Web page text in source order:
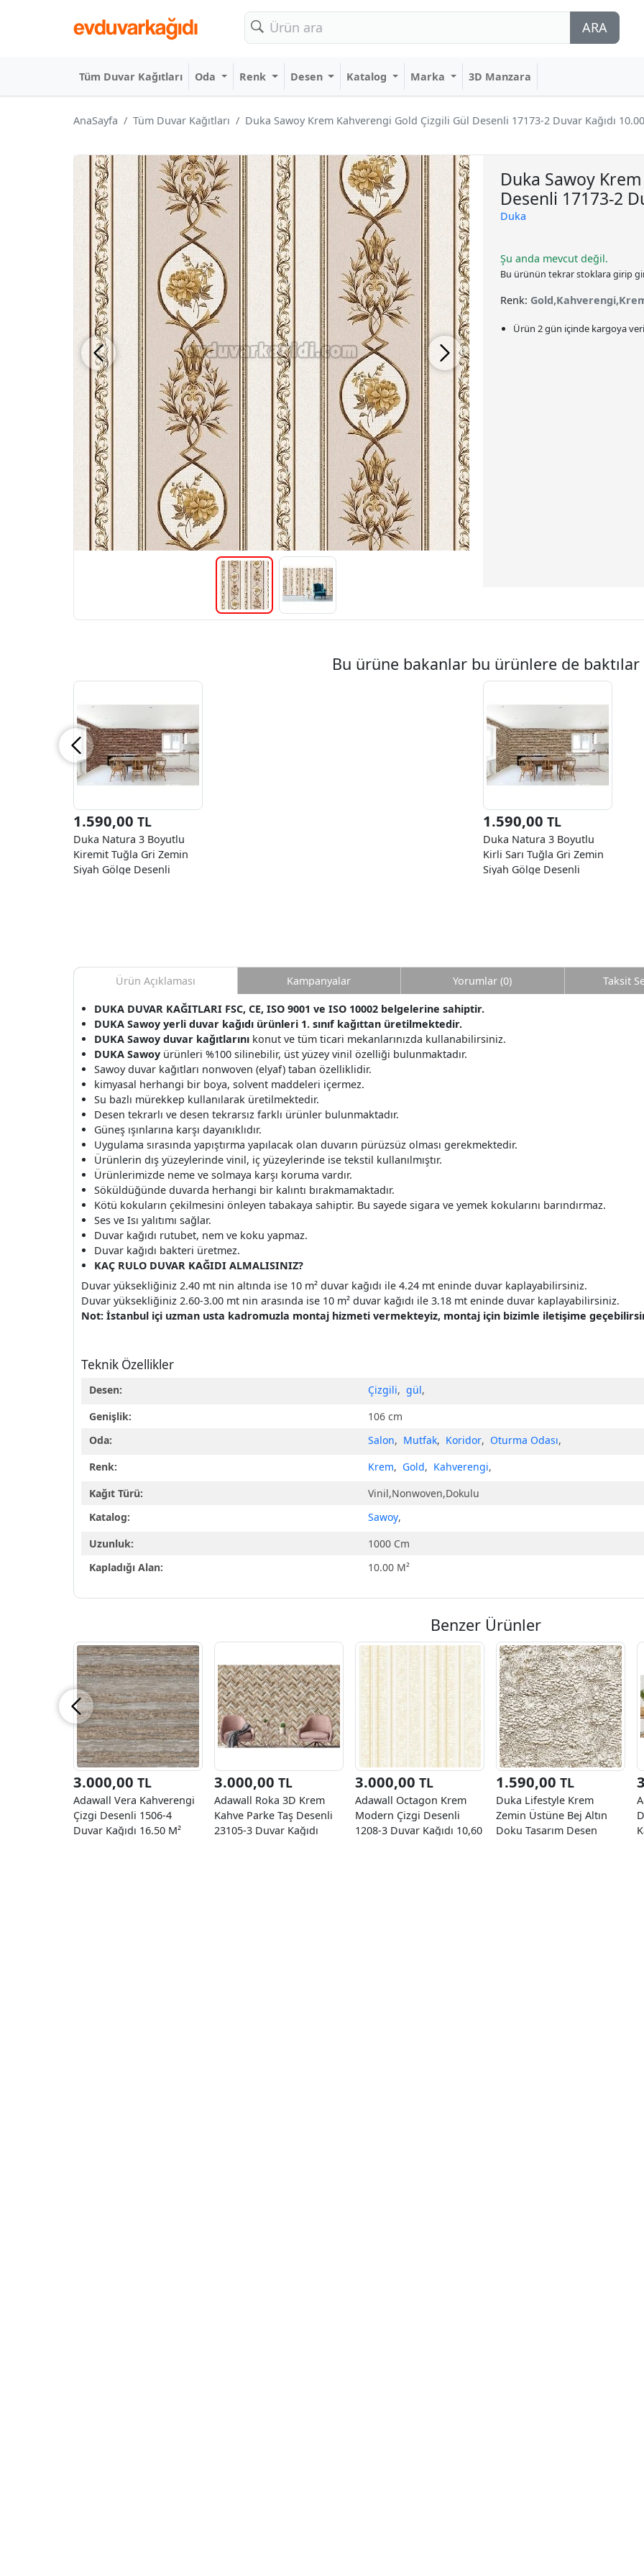
ARA
Tüm Duvar Kağıtları Oda Renk Desen Katalog Marka 3D Manzara
AnaSayfa Tüm Duvar Kağıtları Duka Sawoy Krem Kahverengi Gold Çizgili Gül Desenli 17173-2 Duvar Kağıdı
Duka Sawoy
Desenli 17173-2
Duka
Şu anda mevcut değil.
Bu ürünün tekrar stoklara girip
Renk:
Ürün 2 gün içinde kargoya
Bu ürüne bakanlar bu ürünlere de baktılar
1.590,00 TL
Duka Natura 3 Boyutlu
Kiremit Tuğla Gri Zemin
Siyah Gölge Desenli
1.590,00 TL
Duka Natura 3 Boyutlu
Kirli Sarı Tuğla Gri Zemin
Siyah Gölge Desenli
Ürün Açıklaması
DUKA DUVAR KAĞITLARI FSC, CE, ISO 9001 ve ISO 10002 belgelerine sahiptir.
DUKA Sawoy yerli duvar kağıdı ürünleri 1. sınıf kağıttan üretilmektedir.
DUKA Sawoy duvar kağıtlarını konut ve tüm ticari mekanlarınızda kullanabilirsiniz.
DUKA Sawoy ürünleri %100 silinebilir, üst yüzey vinil özelliği bulunmaktadır.
Sawoy duvar kağıtları nonwoven (elyaf) taban özelliklidir.
kimyasal herhangi bir boya, solvent maddeleri içermez.
Su bazlı mürekkep kullanılarak üretilmektedir.
Desen tekrarlı ve desen tekrarsız farklı ürünler bulunmaktadır.
Güneş ışınlarına karşı dayanıklıdır.
Uygulama sırasında yapıştırma yapılacak olan duvarın pürüzsüz olması gerekmektedir.
Ürünlerin dış yüzeylerinde vinil, iç yüzeylerinde ise tekstil kullanılmıştır.
Ürünlerimizde neme ve solmaya karşı koruma vardır.
Söküldüğünde duvarda herhangi bir kalıntı bırakmamaktadır.
Kötü kokuların çekilmesini önleyen tabakaya sahiptir. Bu sayede sigara ve yemek kokularını barındırmaz.
Ses ve Isı yalıtımı sağlar.
Duvar kağıdı rutubet, nem ve koku yapmaz.
Duvar kağıdı bakteri üretmez.
KAÇ RULO DUVAR KAĞIDI ALMALISINIZ?
Duvar yüksekliğiniz 2.40 mt nin altında ise 10 m² duvar kağıdı ile 4.24 mt eninde duvar kaplayabilirsiniz.
Duvar yüksekliğiniz 2.60-3.00 mt nin arasında ise 10 m² duvar kağıdı ile 3.18 mt eninde duvar kaplayabilirsiniz.
Not: İstanbul içi uzman usta kadromuzla montaj hizmeti vermekteyiz, montaj için bizimle iletişime
Teknik Özellikler
Desen: Çizgili, gül,
Genişlik:
106 cm
Oda:
Salon, Mutfak, Koridor, Oturma Odası,
Renk:
Krem, Gold, Kahverengi,
Kağıt Türü:
Vinil,Nonwoven,Dokulu
Katalog:
Sawoy,
Uzunluk:
1000 Cm
Kapladığı Alan:
10.00 M²
Kampanyalar Yorumlar (0) Taksit
Benzer Ürünler
3.000,00 TL
Adawall Vera Kahverengi
Çizgi Desenli 1506-4
Duvar Kağıdı 16.50 M²
3.000,00 TL
Adawall Roka 3D Krem
Kahve Parke Taş Desenli
23105-3 Duvar Kağıdı
3.000,00 TL
Adawall Octagon Krem
Modern Çizgi Desenli
1208-3 Duvar Kağıdı 10,60
1.590,00 TL
Duka Lifestyle Krem
Zemin Üstüne Bej Altın
Doku Tasarım Desen